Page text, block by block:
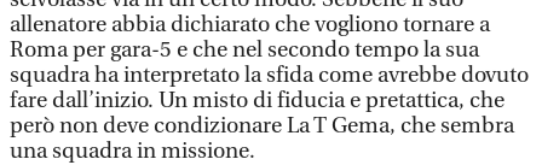
allenatore abbia dichiarato che vogliono tornare a
Roma per gara-5 e che nel secondo tempo la sua
squadra ha interpretato la sfida come avrebbe dovuto
fare dall’inizio. Un misto di fiducia e pretattica, che
però non deve condizionare La T Gema, che sembra
una squadra in missione.